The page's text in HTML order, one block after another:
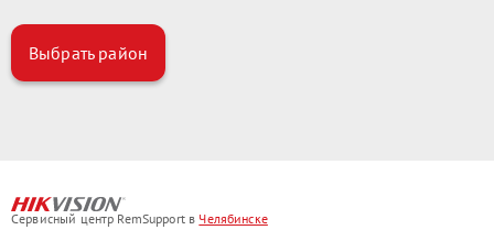
Выбрать район
Сервисный центр RemSupport в Челябинске